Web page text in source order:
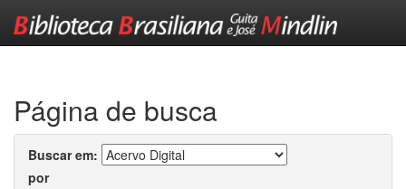
Página de busca
Buscar em:
por